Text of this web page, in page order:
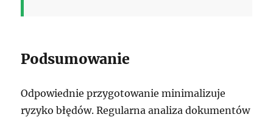
Podsumowanie
Odpowiednie przygotowanie minimalizuje
ryzyko błędów. Regularna analiza dokumentów